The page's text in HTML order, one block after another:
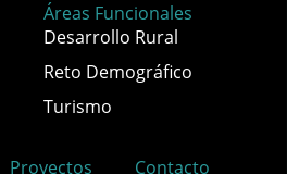
Áreas Funcionales
Desarrollo Rural
Reto Demográfico
Turismo
Proyectos Contacto